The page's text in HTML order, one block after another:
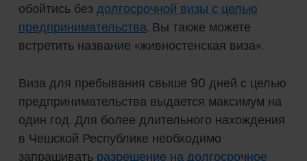
обойтись без долгосрочной визы с целью
предпринимательства. Вы также можете
встретить название «живностенская виза».
Виза для пребывания свыше 90 дней с целью
предпринимательства выдается максимум на
один год. Для более длительного нахождения
в Чешской Республике необходимо
запрашивать разрешение на долгосрочное